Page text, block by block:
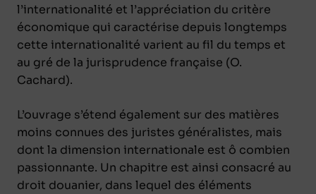
l’internationalité et l’appréciation du critère
économique qui caractérise depuis longtemps
cette internationalité varient au fil du temps et
au gré de la jurisprudence française (O.
Cachard).
L’ouvrage s’étend également sur des matières
moins connues des juristes généralistes, mais
dont la dimension internationale est ô combien
passionnante. Un chapitre est ainsi consacré au
droit douanier, dans lequel des éléments